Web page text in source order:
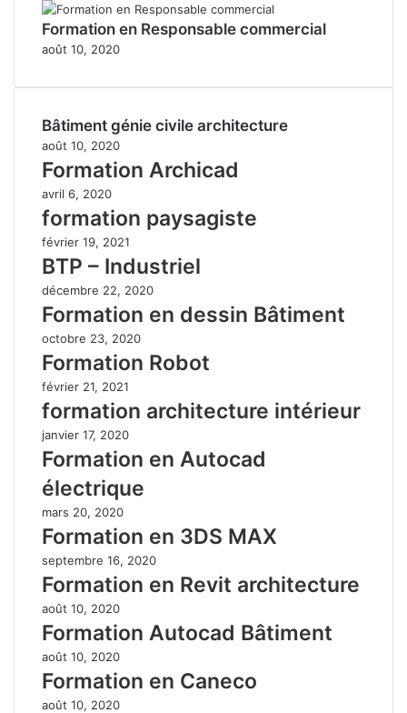
Formation en Responsable commercial
août 10, 2020
Bâtiment génie civile architecture
août 10, 2020
Formation Archicad
avril 6, 2020
formation paysagiste
février 19, 2021
BTP – Industriel
décembre 22, 2020
Formation en dessin Bâtiment
octobre 23, 2020
Formation Robot
février 21, 2021
formation architecture intérieur
janvier 17, 2020
Formation en Autocad
électrique
mars 20, 2020
Formation en 3DS MAX
septembre 16, 2020
Formation en Revit architecture
août 10, 2020
Formation Autocad Bâtiment
août 10, 2020
Formation en Caneco
août 10, 2020